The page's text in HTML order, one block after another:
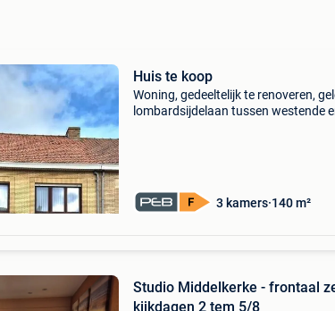
Huis te koop
Woning, gedeeltelijk te renoveren,
lombardsijdelaan tussen westende
3 kamers 140 m²
Studio Middelkerke - frontaal
kijkdagen 2 tem 5/8